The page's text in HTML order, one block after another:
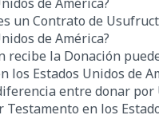
un Contrato de
de América?
recibe la Donación
los Estados Unidos de
entre donar por
Testamento en los